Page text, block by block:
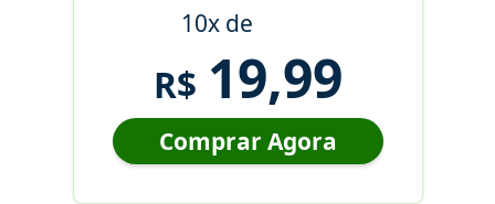
10x de
R$ 19,99
Comprar Agora